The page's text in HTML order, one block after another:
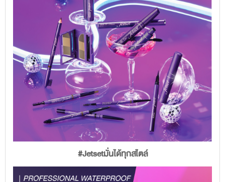
#Jetsetมั่นได้ทุกสไตล์